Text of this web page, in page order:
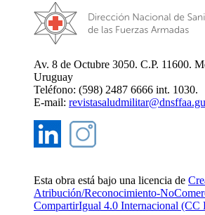
Av. 8 de Octubre 3050. C.P. 11600.
Uruguay
Teléfono: (598) 2487 6666 int. 1030.
E-mail:
Esta obra está bajo una licencia de
Atribución/Reconocimiento-
CompartirIgual 4.0 Internacional